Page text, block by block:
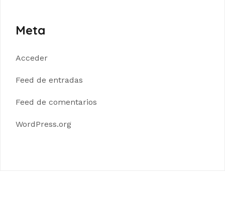
Meta
Acceder
Feed de entradas
Feed de comentarios
WordPress.org